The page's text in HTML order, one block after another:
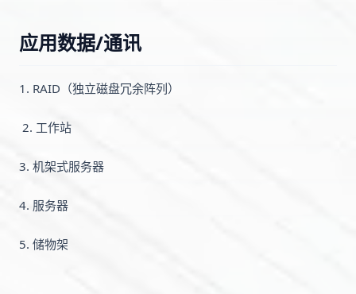
应用数据/通讯
1. RAID（独立磁盘冗余阵列）
2. 工作站
3. 机架式服务器
4. 服务器
5. 储物架